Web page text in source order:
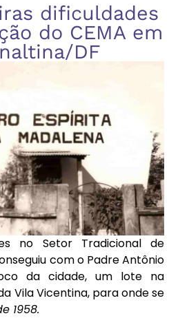
dificuldades
do CEMA em
DF
no Setor Tradicional de
com o Padre Antônio
da cidade, um lote na
Vila Vicentina, para onde se
1958.